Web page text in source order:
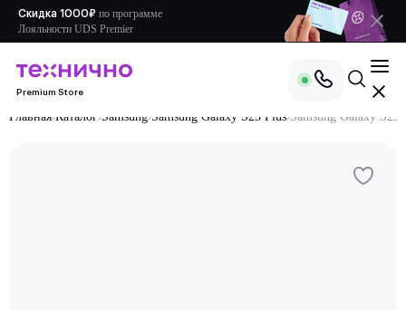
Скидка 1000₽ по программе
Лояльности UDS Premier
Premium Store
Главная Каталог Samsung Samsung Galaxy S25 Plus Samsung Galaxy